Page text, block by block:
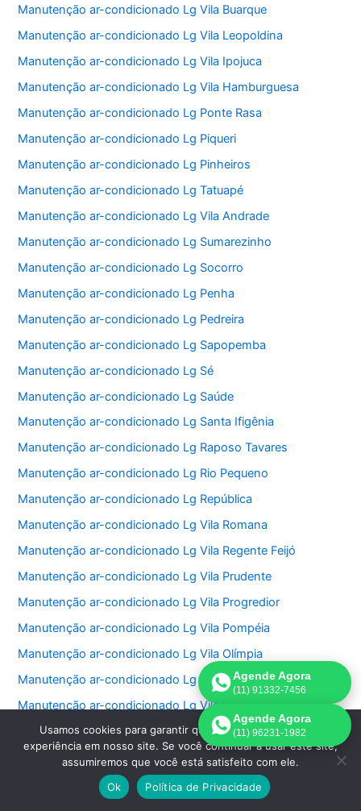
Manutenção ar-condicionado Lg Vila Buarque
Manutenção ar-condicionado Lg Vila Leopoldina
Manutenção ar-condicionado Lg Vila Ipojuca
Manutenção ar-condicionado Lg Vila Hamburguesa
Manutenção ar-condicionado Lg Ponte Rasa
Manutenção ar-condicionado Lg Piqueri
Manutenção ar-condicionado Lg Pinheiros
Manutenção ar-condicionado Lg Tatuapé
Manutenção ar-condicionado Lg Vila Andrade
Manutenção ar-condicionado Lg Sumarezinho
Manutenção ar-condicionado Lg Socorro
Manutenção ar-condicionado Lg Penha
Manutenção ar-condicionado Lg Pedreira
Manutenção ar-condicionado Lg Sapopemba
Manutenção ar-condicionado Lg Sé
Manutenção ar-condicionado Lg Saúde
Manutenção ar-condicionado Lg Santa Ifigênia
Manutenção ar-condicionado Lg Raposo Tavares
Manutenção ar-condicionado Lg Rio Pequeno
Manutenção ar-condicionado Lg República
Manutenção ar-condicionado Lg Vila Romana
Manutenção ar-condicionado Lg Vila Regente Feijó
Manutenção ar-condicionado Lg Vila Prudente
Manutenção ar-condicionado Lg Vila Progredior
Manutenção ar-condicionado Lg Vila Pompéia
Manutenção ar-condicionado Lg Vila Olímpia
Manutenção ar-condicionado Lg Vila Nova Conceição
Manutenção ar-condicionado Lg Vila Nivi
Manutenção ar-condicionado Lg Vila Medeiros
Manutenção ar-condicionado Lg Vila Matilde
Manutenção ar-condicionado Lg Vila Mariana
Agende Agora
(11) 91332-7456
Agende Agora
(11) 96231-1982
Usamos cookies para garantir que oferecemos a melhor
experiência em nosso site. Se você continuar a usar este site,
assumiremos que você está satisfeito com ele.
Ok
Política de Privacidade